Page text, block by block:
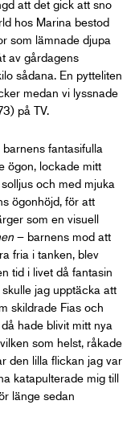
att det gick att sno
hos Marina bestod
som lämnade djupa
av gårdagens
sådana. En pytteliten
medan vi lyssnade
på TV.
fantasifulla
ögon, lockade mitt
och med mjuka
ögonhöjd, för att
som en visuell
– barnens mod att
fria i tanken, blev
tid i livet då fantasin
jag upptäcka att
skildrade Fias och
hade blivit mitt nya
som helst, råkade
den lilla flickan jag var
katapulterade mig till
länge sedan